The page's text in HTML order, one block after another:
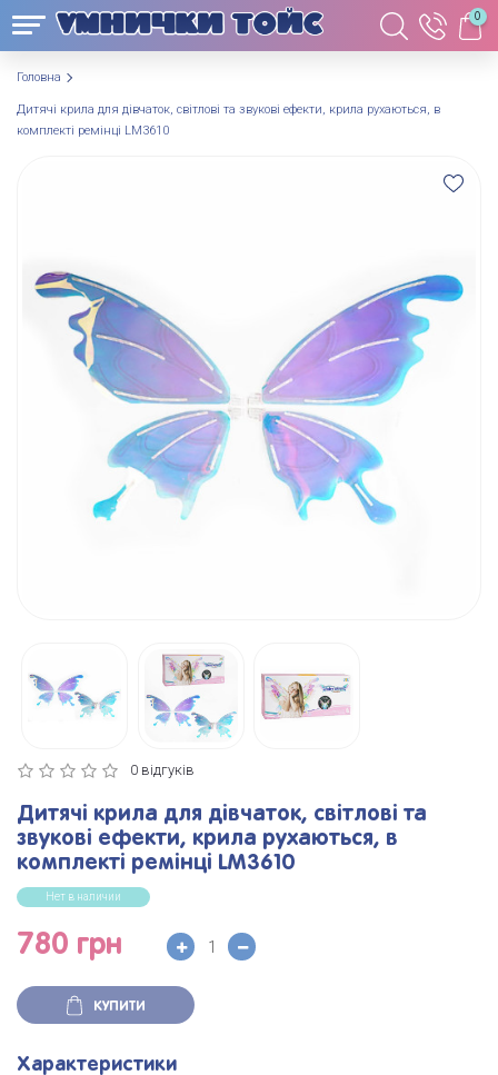
0
Головна
Дитячі крила для дівчаток, світлові та звукові ефекти, крила рухаються, в
комплекті ремінці LM3610
0 відгуків
Дитячі крила для дівчаток, світлові та
звукові ефекти, крила рухаються, в
комплекті ремінці LM3610
Нет в наличии
780 грн
КУПИТИ
Характеристики